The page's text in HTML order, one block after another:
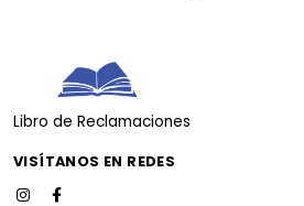
Libro de Reclamaciones
VISÍTANOS EN REDES